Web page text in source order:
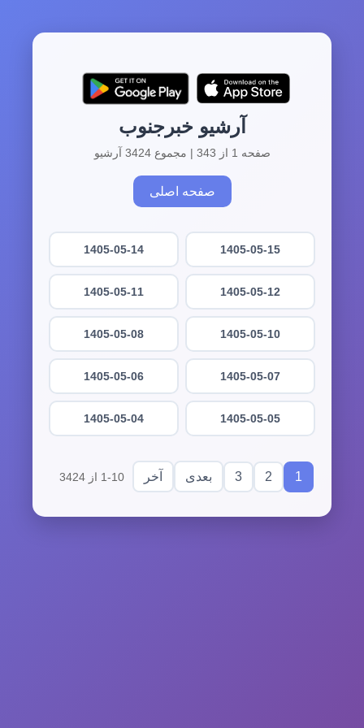
آرشیو خبرجنوب
صفحه 1 از 343 | مجموع 3424 آرشیو
صفحه اصلی
1405-05-15
1405-05-14
1405-05-12
1405-05-11
1405-05-10
1405-05-08
1405-05-07
1405-05-06
1405-05-05
1405-05-04
1
2
3 بعدی آخر 1-10 از 3424